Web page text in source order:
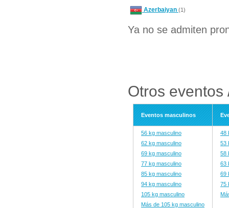
Azerbaiyan (1)
Ya no se admiten
Otros
Eventos masculinos
56 kg masculino
62 kg masculino
69 kg masculino
77 kg masculino
85 kg masculino
94 kg masculino
105 kg masculino
Más de 105 kg masculino
48
53
58
63
69
75